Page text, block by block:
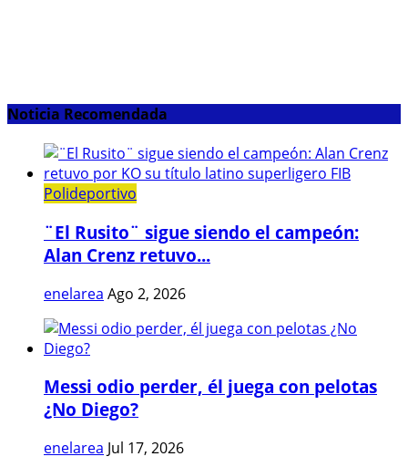
Noticia Recomendada
Polideportivo
¨El Rusito¨ sigue siendo el campeón:
Alan Crenz retuvo...
enelarea Ago 2, 2026
Messi odio perder, él juega con pelotas
¿No Diego?
enelarea Jul 17, 2026